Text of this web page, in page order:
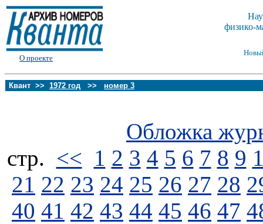
О проекте
физико-
Квант >> 1972 год >> номер 3
Обложка
стp. << 1 2 3 4 5 6 7 8 9
21 22 23 24 25 26 27 28
40 41 42 43 44 45 46 47